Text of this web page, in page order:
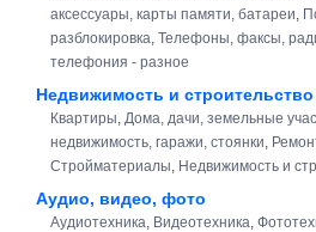
аксессуары, карты памяти, батареи,
разблокировка, Телефоны, факсы,
телефония - разное
Недвижимость и строительство
Квартиры, Дома, дачи, земельные
недвижимость, гаражи, стоянки,
Стройматериалы, Недвижимость и
Аудио, видео, фото
Аудиотехника, Видеотехника,